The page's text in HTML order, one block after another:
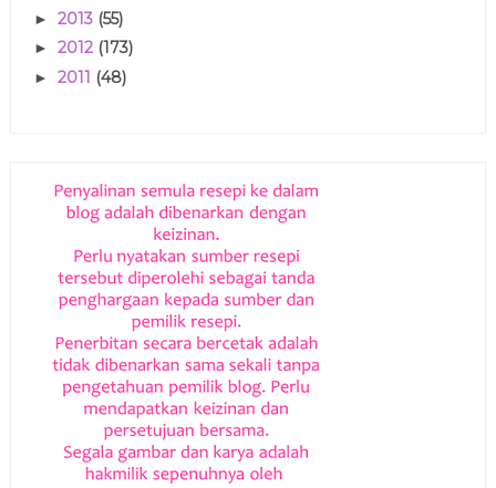
► 2013 (55)
► 2012 (173)
► 2011 (48)